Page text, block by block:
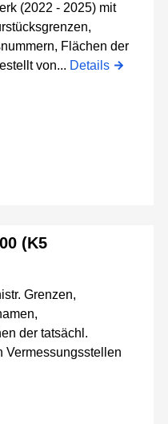
(2022 - 2025) mit
Flächen der
von... Details
(K5
Grenzen,
der tatsächl.
Vermessungsstellen